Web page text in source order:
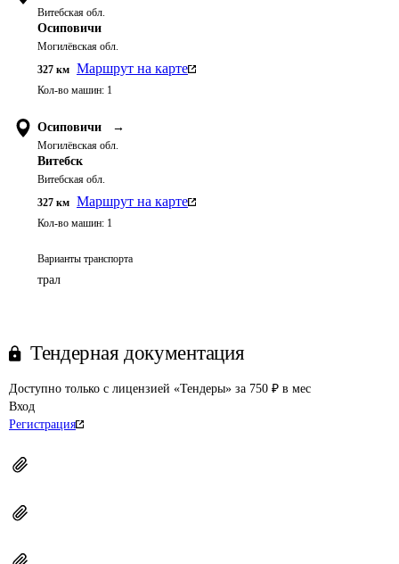
Витебская обл.
Осиповичи
Могилёвская обл.
327 км Маршрут на карте
Кол-во машин: 1
Осиповичи →
Могилёвская обл.
Витебск
Витебская обл.
327 км Маршрут на карте
Кол-во машин: 1
Варианты транспорта
трал
Тендерная документация
Доступно только с лицензией «Тендеры» за 750 ₽ в мес
Вход
Регистрация